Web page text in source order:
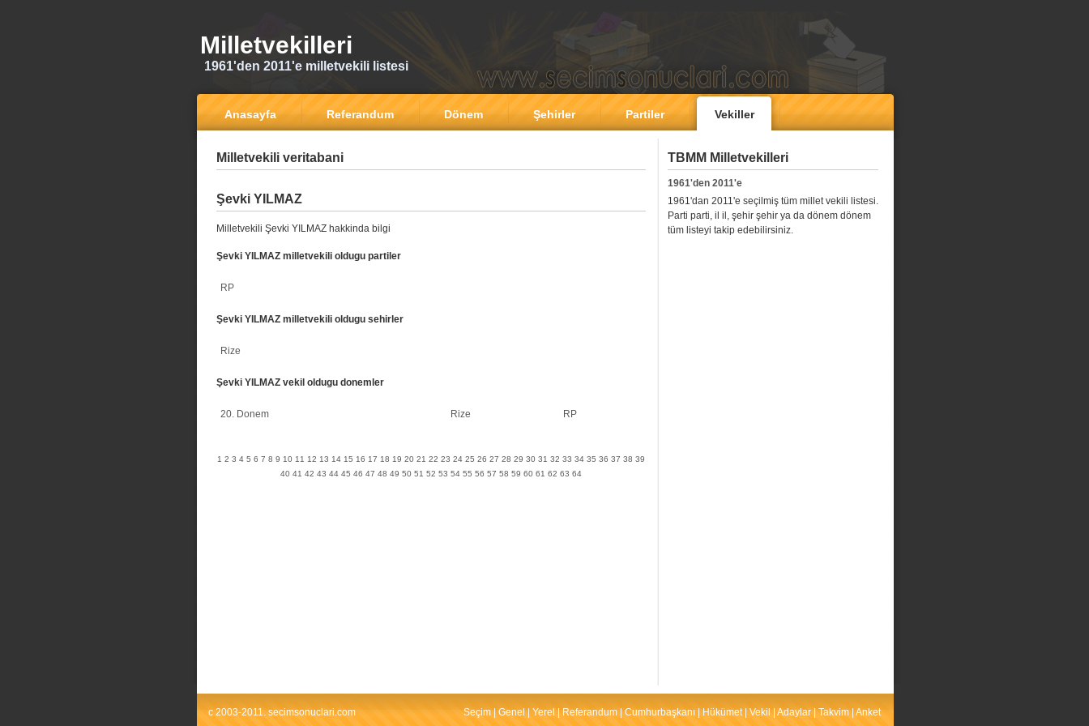
Milletvekilleri
1961'den 2011'e milletvekili listesi
Anasayfa Referandum Dönem Şehirler Partiler Vekiller
Milletvekili veritabani
Şevki YILMAZ
Milletvekili Şevki YILMAZ hakkinda bilgi
Şevki YILMAZ milletvekili oldugu partiler
RP
Şevki YILMAZ milletvekili oldugu sehirler
Rize
Şevki YILMAZ vekil oldugu donemler
20. Donem Rize RP
1 2 3 4 5 6 7 8 9 10 11 12 13 14 15 16 17 18 19 20 21 22 23 24 25 26 27 28 29 30 31 32 33 34 35 36 37 38 39
40 41 42 43 44 45 46 47 48 49 50 51 52 53 54 55 56 57 58 59 60 61 62 63 64
TBMM Milletvekilleri
1961'den 2011'e
1961'dan 2011'e seçilmiş tüm millet vekili listesi.
Parti parti, il il, şehir şehir ya da dönem dönem
tüm listeyi takip edebilirsiniz.
c 2003-2011. secimsonuclari.com Seçim Genel Yerel Referandum Cumhurbaşkanı Hükümet| Vekil Adaylar Takvim Anket